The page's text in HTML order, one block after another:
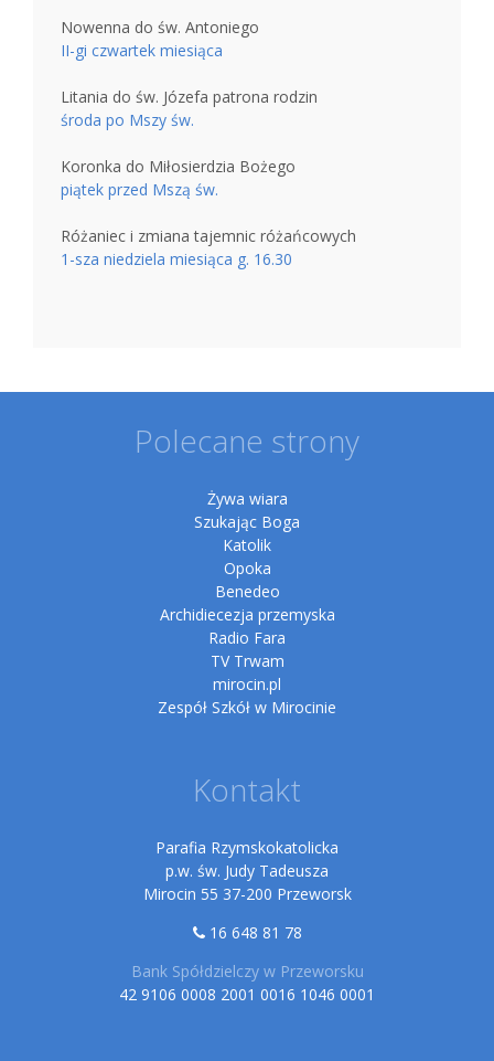
Nowenna do św. Antoniego
II-gi czwartek miesiąca
Litania do św. Józefa patrona rodzin
środa po Mszy św.
Koronka do Miłosierdzia Bożego
piątek przed Mszą św.
Różaniec i zmiana tajemnic różańcowych
1-sza niedziela miesiąca g. 16.30
Polecane strony
Żywa wiara
Szukając Boga
Katolik
Opoka
Benedeo
Archidiecezja przemyska
Radio Fara
TV Trwam
mirocin.pl
Zespół Szkół w Mirocinie
Kontakt
Parafia Rzymskokatolicka
p.w. św. Judy Tadeusza
Mirocin 55 37-200 Przeworsk
16 648 81 78
Bank Spółdzielczy w Przeworsku
42 9106 0008 2001 0016 1046 0001